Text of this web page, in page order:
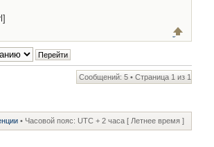
Сообщений: 5 • Страница 1 из 1
• Часовой пояс: UTC + 2 часа [ Летнее время ]